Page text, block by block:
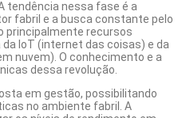
tendência nessa fase é a
fabril e a busca constante pelo
principalmente recursos
IoT (internet das coisas) e da
nuvem). O conhecimento e a
dessa revolução.
em gestão, possibilitando
no ambiente fabril. A